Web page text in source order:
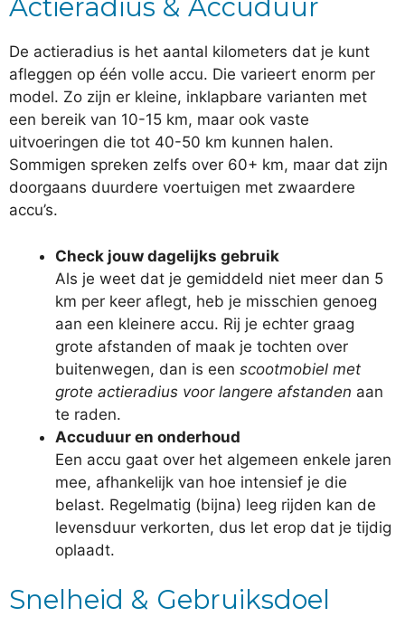
Actieradius & Accuduur
De actieradius is het aantal kilometers dat je kunt
afleggen op één volle accu. Die varieert enorm per
model. Zo zijn er kleine, inklapbare varianten met
een bereik van 10-15 km, maar ook vaste
uitvoeringen die tot 40-50 km kunnen halen.
Sommigen spreken zelfs over 60+ km, maar dat zijn
doorgaans duurdere voertuigen met zwaardere
accu’s.
Check jouw dagelijks gebruik
Als je weet dat je gemiddeld niet meer dan 5
km per keer aflegt, heb je misschien genoeg
aan een kleinere accu. Rij je echter graag
grote afstanden of maak je tochten over
buitenwegen, dan is een scootmobiel met
grote actieradius voor langere afstanden aan
te raden.
Accuduur en onderhoud
Een accu gaat over het algemeen enkele jaren
mee, afhankelijk van hoe intensief je die
belast. Regelmatig (bijna) leeg rijden kan de
levensduur verkorten, dus let erop dat je tijdig
oplaadt.
Snelheid & Gebruiksdoel